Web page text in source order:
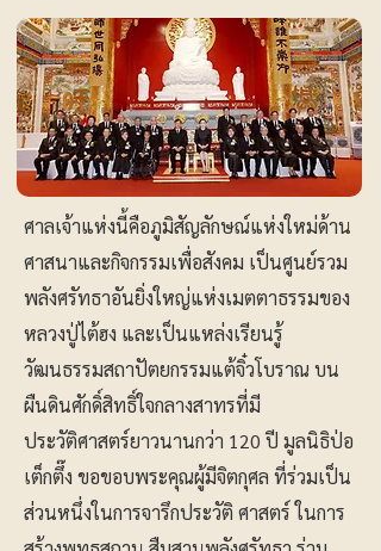
ศาลเจ้าแห่งนี้คือภูมิสัญลักษณ์แห่งใหม่ด้าน
ศาสนาและกิจกรรมเพื่อสังคม เป็นศูนย์รวม
พลังศรัทธาอันยิ่งใหญ่แห่งเมตตาธรรมของ
หลวงปู่ไต้ฮง และเป็นแหล่งเรียนรู้
วัฒนธรรมสถาปัตยกรรมแต้จิ๋วโบราณ บน
ผืนดินศักดิ์สิทธิ์ใจกลางสาทรที่มี
ประวัติศาสตร์ยาวนานกว่า 120 ปี มูลนิธิป่อ
เต็กตึ๊ง ขอขอบพระคุณผู้มีจิตกุศล ที่ร่วมเป็น
ส่วนหนึ่งในการจารึกประวัติ ศาสตร์ ในการ